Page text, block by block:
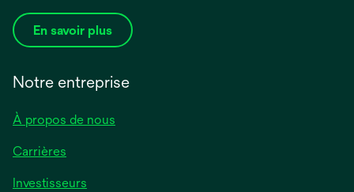
En savoir plus
Notre entreprise
À propos de nous
Carrières
Investisseurs